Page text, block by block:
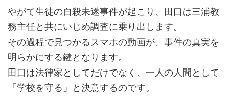
やがて生徒の自殺未遂事件が起こり、田口は三浦教
務主任と共にいじめ調査に乗り出します。
その過程で見つかるスマホの動画が、事件の真実を
明らかにする鍵となります。
田口は法律家としてだけでなく、一人の人間として
「学校を守る」と決意するのです。